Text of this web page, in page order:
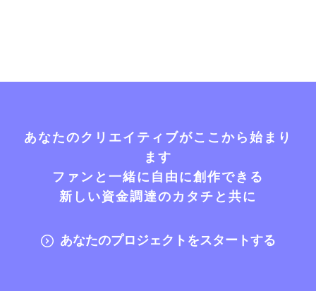
あなたのクリエイティブがここから始まり
ます
ファンと一緒に自由に創作できる
新しい資金調達のカタチと共に
あなたのプロジェクトをスタートする